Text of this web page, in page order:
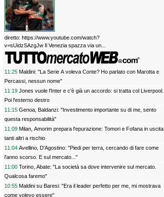
diretto: https://www.youtube.com/watch?
v=sUidzSAzgJw Il Venezia spazza via un...
11:25 Maldini: "La Serie A voleva Conte? Ho parlato con Marotta e
Percassi, nessun nome"
11:19 Jones vuole l'Inter e c'è già un accordo: si tratta col Liverpool.
Poi l'esterno destro
11:15 Genoa, Baldanzi: "Investimento importante su di me, sento
questa responsabilità"
11:09 Milan, Amorim prepara l'epurazione: Tomori e Fofana in uscita,
tanti altri a rischio
11:04 Avellino, D'Agostino: "Piedi per terra, cercando di fare come
l'anno scorso. E sul mercato..."
11:00 Torino, Abate: "La società sa dove intervenire sul mercato.
Qualcosa faremo"
10:55 Maldini su Baresi: "Era il leader perfetto per me, mi mostrava
come volevo essere"